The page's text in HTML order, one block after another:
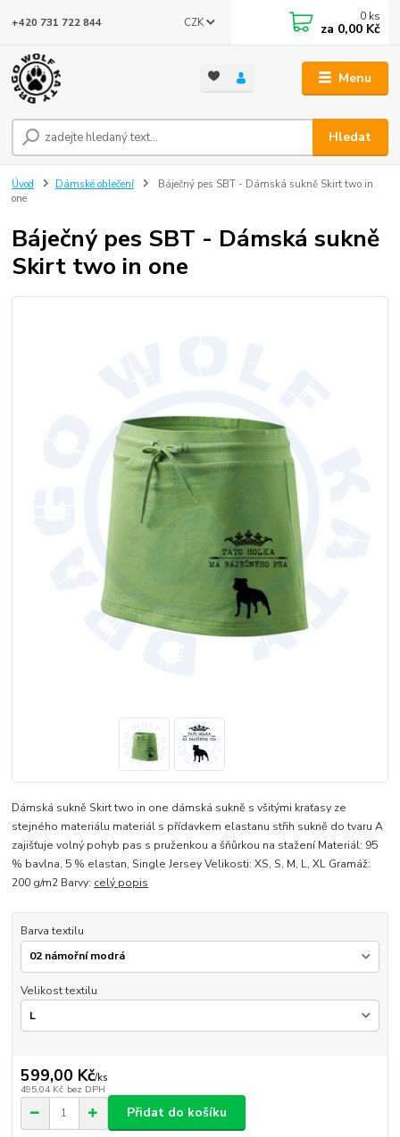
Menu
CZK
Hledat
+420 731 722 844 0 ks
za 0,00 Kč
Úvod Dámské oblečení
Báječný pes SBT - Dámská sukně Skirt two in
one
Báječný pes SBT - Dámská sukně
Skirt two in one
Dámská sukně Skirt two in one dámská sukně s všitými kraťasy ze
stejného materiálu materiál s přídavkem elastanu střih sukně do tvaru A
zajišťuje volný pohyb pas s pruženkou a šňůrkou na stažení Materiál: 95
% bavlna, 5 % elastan, Single Jersey Velikosti: XS, S, M, L, XL Gramáž:
200 g/m2 Barvy: celý popis
Barva textilu
Velikost textilu
599,00 Kč/ks
495,04 Kč bez DPH
Přidat do košíku